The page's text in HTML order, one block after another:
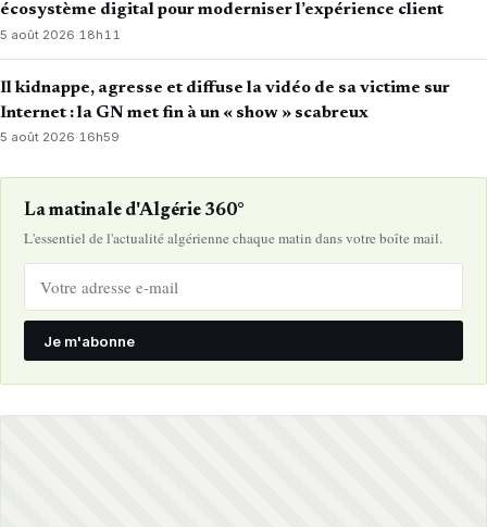
écosystème digital pour moderniser l’expérience client
5 août 2026·18h11
Il kidnappe, agresse et diffuse la vidéo de sa victime sur
Internet : la GN met fin à un « show » scabreux
5 août 2026·16h59
La matinale d'Algérie 360°
L'essentiel de l'actualité algérienne chaque matin dans votre boîte mail.
Je m'abonne